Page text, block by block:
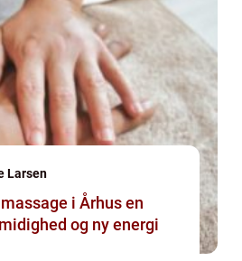
Larsen
i Århus en
og ny energi